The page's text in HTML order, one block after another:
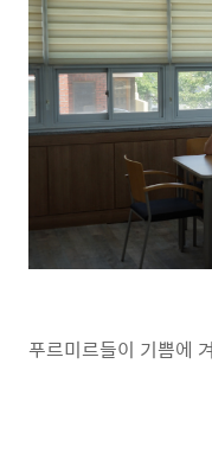
푸르미르들이 기쁨에